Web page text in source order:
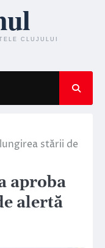
stării de
aproba
alertă